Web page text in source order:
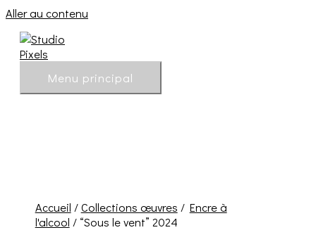
Aller au contenu
Menu principal
Accueil /Collections œuvres / Encre à
l'alcool / “Sous le vent” 2024